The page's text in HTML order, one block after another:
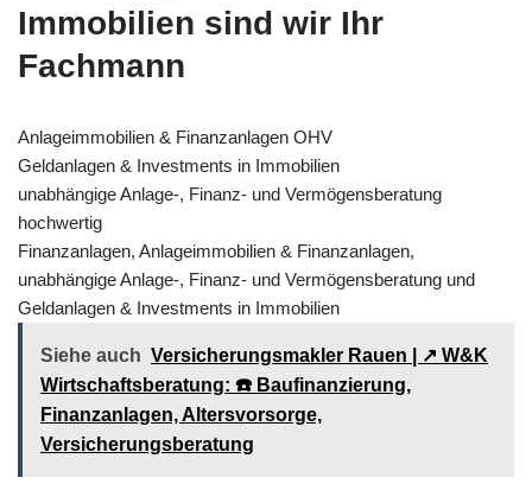
Immobilien sind wir Ihr
Fachmann
Anlageimmobilien & Finanzanlagen OHV
Geldanlagen & Investments in Immobilien
unabhängige Anlage-, Finanz- und Vermögensberatung
hochwertig
Finanzanlagen, Anlageimmobilien & Finanzanlagen,
unabhängige Anlage-, Finanz- und Vermögensberatung und
Geldanlagen & Investments in Immobilien
Siehe auch Versicherungsmakler Rauen | ↗️ W&K
Wirtschaftsberatung: ☎️ Baufinanzierung,
Finanzanlagen, Altersvorsorge,
Versicherungsberatung